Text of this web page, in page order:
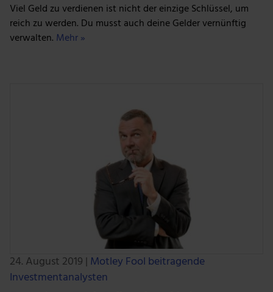
Viel Geld zu verdienen ist nicht der einzige Schlüssel, um
reich zu werden. Du musst auch deine Gelder vernünftig
verwalten. Mehr »
24. August 2019 | Motley Fool beitragende
Investmentanalysten